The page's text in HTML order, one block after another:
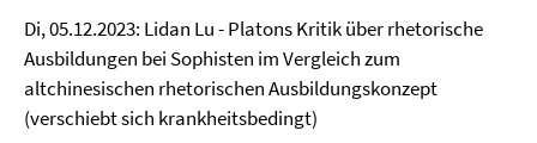
Di, 05.12.2023: Lidan Lu - Platons Kritik über rhetorische
Ausbildungen bei Sophisten im Vergleich zum
altchinesischen rhetorischen Ausbildungskonzept
(verschiebt sich krankheitsbedingt)